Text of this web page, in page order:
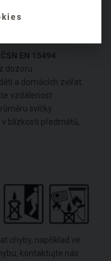
EN 15494
dozoru.
a domácích zvířat.
vzdálenost
svíčky.
blízkosti předmětů,
chyby, například ve
kontaktujte nás